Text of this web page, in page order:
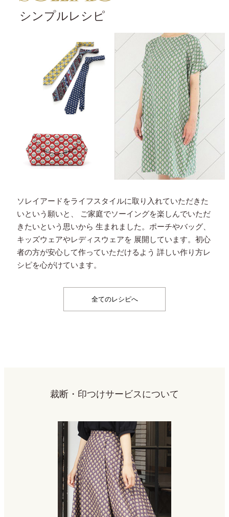
シンプルレシピ
ソレイアードをライフスタイルに取り入れていただきた
いという願いと、
ご家庭でソーイングを楽しんでいただ
きたいという思いから 生まれました。ポーチやバッグ、
キッズウェアやレディスウェアを 展開しています。初心
者の方が安心して作っていただけるよう 詳しい作り方レ
シピを心がけています。
全てのレシピへ
裁断・印つけサービスについて